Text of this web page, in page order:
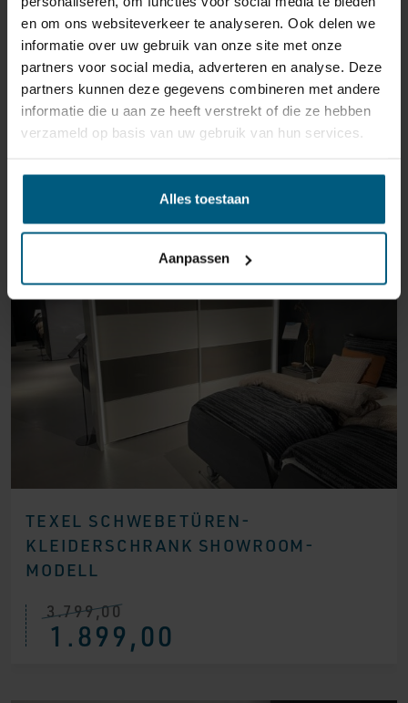
en om ons websiteverkeer te analyseren. Ook delen we
informatie over uw gebruik van onze site met onze
partners voor social media, adverteren en analyse. Deze
partners kunnen deze gegevens combineren met andere
informatie die u aan ze heeft verstrekt of die ze hebben
verzameld op basis van uw gebruik van hun services.
Alles toestaan
Aanpassen
TEXEL SCHWEBETÜREN-
KLEIDERSCHRANK SHOWROOM-
MODELL
3.799,00
Ursprünglicher
Preis
war:1.899,00
Aktueller
Preis
ist: